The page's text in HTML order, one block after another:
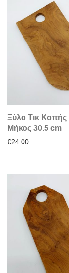
Ξύλο Τικ Κοπής
Μήκος 30.5 cm
€24.00